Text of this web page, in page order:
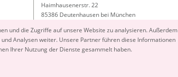
und die Zu­grif­fe auf un­se­re Web­site zu ana­ly­sie­ren. Au­ßer­dem
Ana­ly­sen wei­ter. Un­se­re Part­ner füh­ren diese In­for­ma­tio­nen
Ihrer Nut­zung der Diens­te ge­sam­melt haben.
Haimhausenerstr. 22
85386 Deutenhausen bei München